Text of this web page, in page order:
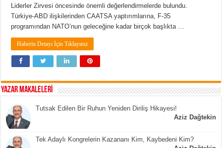
Liderler Zirvesi öncesinde önemli değerlendirmelerde bulundu.
Türkiye-ABD ilişkilerinden CAATSA yaptırımlarına, F-35
programından NATO’nun geleceğine kadar birçok başlıkta …
Haberin Detayı İçin Tıklayınız
YAZAR MAKALELERİ
Tutsak Edilen Bir Ruhun Yeniden Diriliş Hikayesi!
Aziz Dağtekin
Tek Adaylı Kongrelerin Kazananı Kim, Kaybedeni Kim?